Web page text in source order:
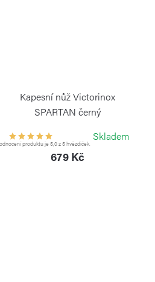
Kapesní nůž Victorinox
SPARTAN černý
produktu je 5,0 z 5 hvězdiček.
Skladem
679 Kč